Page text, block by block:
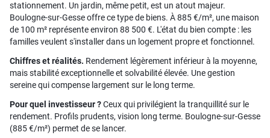
stationnement. Un jardin, même petit, est un atout majeur.
Boulogne-sur-Gesse offre ce type de biens. À 885 €/m², une maison
de 100 m² représente environ 88 500 €. L'état du bien compte : les
familles veulent s'installer dans un logement propre et fonctionnel.
Chiffres et réalités. Rendement légèrement inférieur à la moyenne,
mais stabilité exceptionnelle et solvabilité élevée. Une gestion
sereine qui compense largement sur le long terme.
Pour quel investisseur ?Ceux qui privilégient la tranquillité sur le
rendement. Profils prudents, vision long terme. Boulogne-sur-Gesse
(885 €/m²) permet de se lancer.